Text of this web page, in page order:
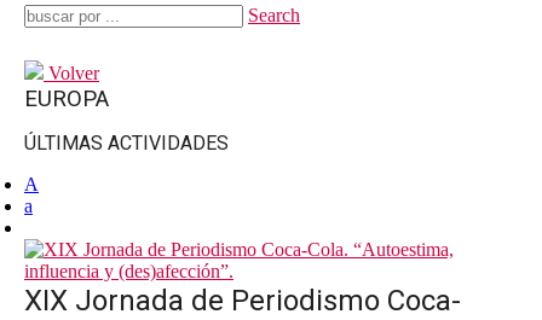
Search
Volver
EUROPA
ÚLTIMAS ACTIVIDADES
A
a
XIX Jornada de Periodismo Coca-